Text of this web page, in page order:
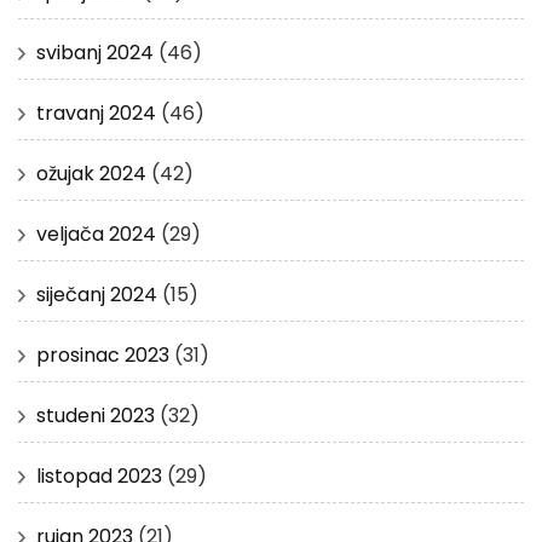
svibanj 2024 (46)
travanj 2024 (46)
ožujak 2024 (42)
veljača 2024 (29)
siječanj 2024 (15)
prosinac 2023 (31)
studeni 2023 (32)
listopad 2023 (29)
rujan 2023 (21)